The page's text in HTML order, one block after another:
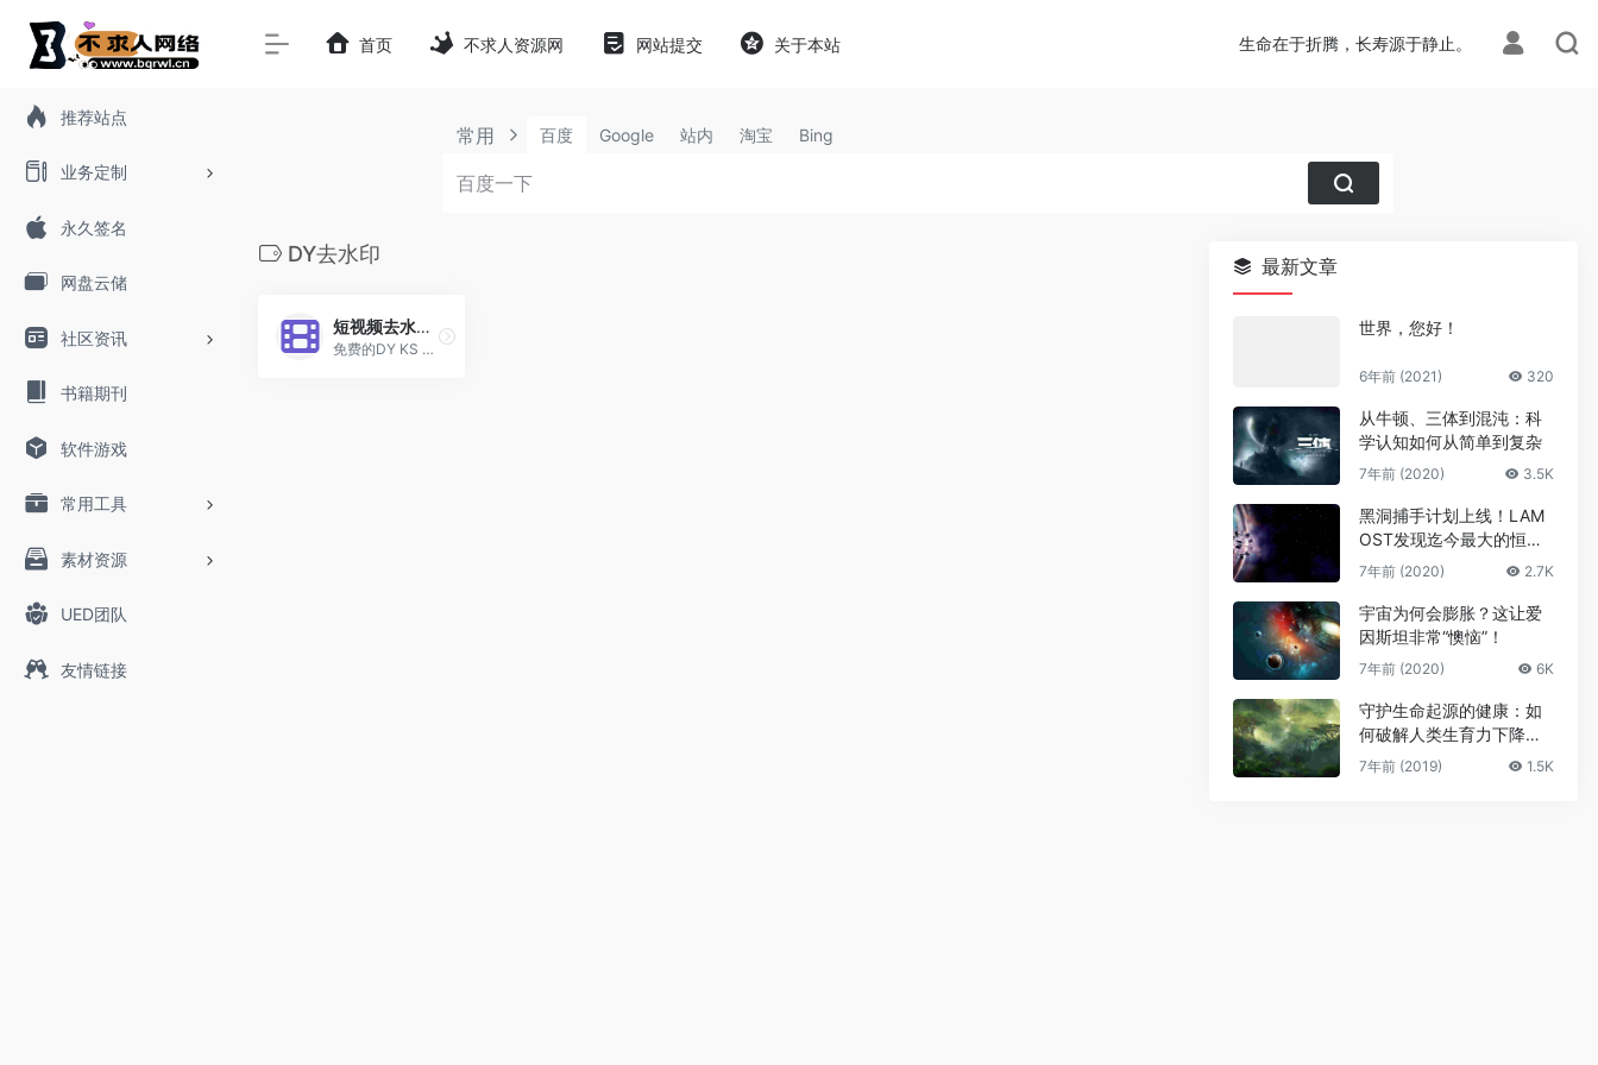
推荐站点
业务定制
永久签名
网盘云储
社区资讯
书籍期刊
软件游戏
常用工具
素材资源
UED团队
友情链接
首页 不求人资源网 网站提交 关于本站 生命在于折腾，长寿源于静止。
常用 百度 Google 站内 淘宝 Bing
DY去水印
短视频去水印下载
免费的DY KS 去水印
最新文章
世界，您好！
6年前 (2021) 320
从牛顿、三体到混沌：科
学认知如何从简单到复杂
7年前 (2020) 3.5K
黑洞捕手计划上线！LAM
OST发现迄今最大的恒星
级黑洞
7年前 (2020) 2.7K
宇宙为何会膨胀？这让爱
因斯坦非常“懊恼”！
7年前 (2020) 6K
守护生命起源的健康：如
何破解人类生育力下降难
题
7年前 (2019) 1.5K